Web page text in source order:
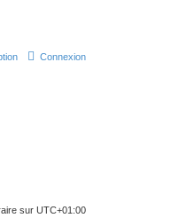
Connexion
sur UTC+01:00